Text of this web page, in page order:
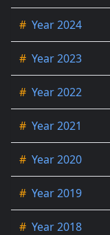
# Year 2024
# Year 2023
# Year 2022
# Year 2021
# Year 2020
# Year 2019
# Year 2018